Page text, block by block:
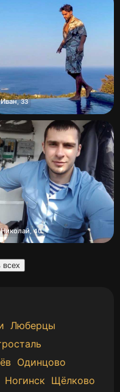
Иван,33
Николай,40
всех
Люберцы
Одинцово
Ногинск Щёлково